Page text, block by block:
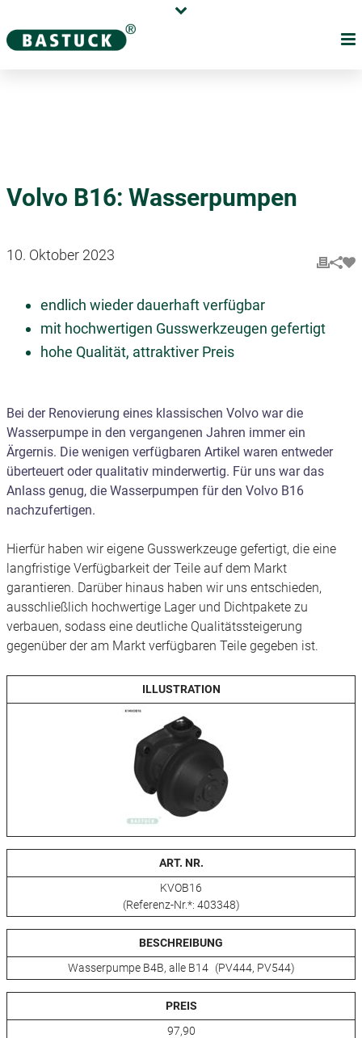
Händler
Volvo B16: Wasserpumpen
10. Oktober 2023
endlich wieder dauerhaft verfügbar
mit hochwertigen Gusswerkzeugen gefertigt
hohe Qualität, attraktiver Preis
Bei der Renovierung eines klassischen Volvo war die
Wasserpumpe in den vergangenen Jahren immer ein
Ärgernis. Die wenigen verfügbaren Artikel waren entweder
überteuert oder qualitativ minderwertig. Für uns war das
Anlass genug, die Wasserpumpen für den Volvo B16
nachzufertigen.
Hierfür haben wir eigene Gusswerkzeuge gefertigt, die eine
langfristige Verfügbarkeit der Teile auf dem Markt
garantieren. Darüber hinaus haben wir uns entschieden,
ausschließlich hochwertige Lager und Dichtpakete zu
verbauen, sodass eine deutliche Qualitätssteigerung
gegenüber der am Markt verfügbaren Teile gegeben ist.
ILLUSTRATION
ART. NR.
KVOB16
(Referenz-Nr.*: 403348)
BESCHREIBUNG
Wasserpumpe B4B, alle B14 (PV444, PV544)
PREIS
97,90